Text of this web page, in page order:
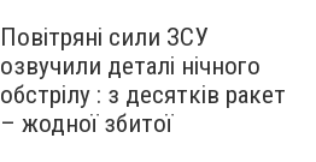
Повітряні сили ЗСУ
озвучили деталі нічного
обстрілу : з десятків ракет
– жодної збитої